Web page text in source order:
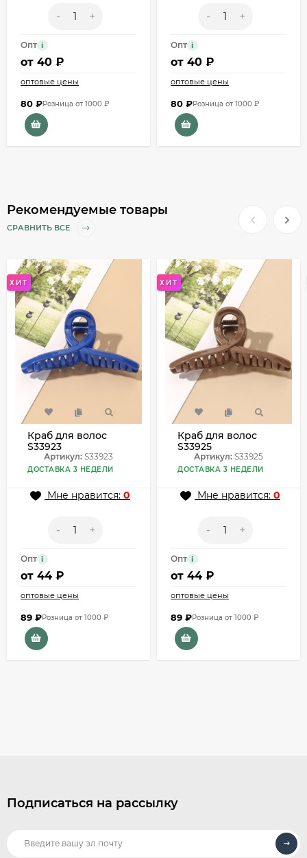
- +
Опт i
от 40 ₽
оптовые цены
80 ₽Розница от 1000 ₽
- +
Опт i
от 40 ₽
оптовые цены
80 ₽Розница от 1000 ₽
Рекомендуемые товары
СРАВНИТЬ ВСЕ
ХИТ
Краб для волос
S33923
Артикул: S33923
ДОСТАВКА 3 НЕДЕЛИ
Мне нравится: 0
- +
Опт i
от 44 ₽
оптовые цены
89 ₽Розница от 1000 ₽
ХИТ
Краб для волос
S33925
Артикул: S33925
ДОСТАВКА 3 НЕДЕЛИ
Мне нравится: 0
- +
Опт i
от 44 ₽
оптовые цены
89 ₽Розница от 1000 ₽
Подписаться на рассылку